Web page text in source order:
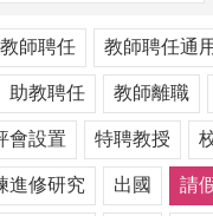
教師聘任 教師聘任通
助教聘任 教師離職
會設置 特聘教授
進修研究 出國 請